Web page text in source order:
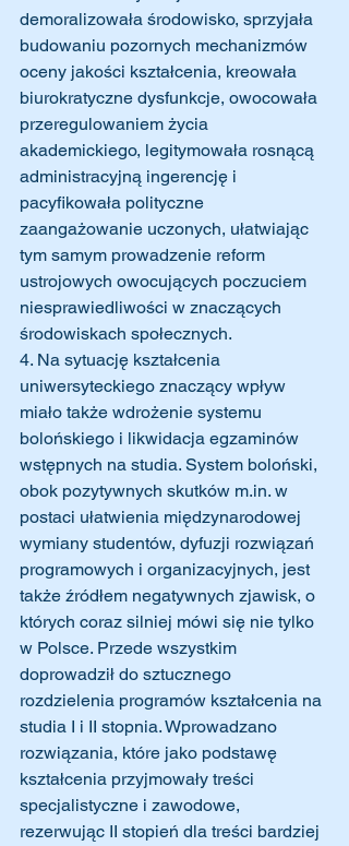
demoralizowała środowisko, sprzyjała
budowaniu pozornych mechanizmów
oceny jakości kształcenia, kreowała
biurokratyczne dysfunkcje, owocowała
przeregulowaniem życia
akademickiego, legitymowała rosnącą
administracyjną ingerencję i
pacyfikowała polityczne
zaangażowanie uczonych, ułatwiając
tym samym prowadzenie reform
ustrojowych owocujących poczuciem
niesprawiedliwości w znaczących
środowiskach społecznych.
4. Na sytuację kształcenia
uniwersyteckiego znaczący wpływ
miało także wdrożenie systemu
bolońskiego i likwidacja egzaminów
wstępnych na studia. System boloński,
obok pozytywnych skutków m.in. w
postaci ułatwienia międzynarodowej
wymiany studentów, dyfuzji rozwiązań
programowych i organizacyjnych, jest
także źródłem negatywnych zjawisk, o
których coraz silniej mówi się nie tylko
w Polsce. Przede wszystkim
doprowadził do sztucznego
rozdzielenia programów kształcenia na
studia I i II stopnia. Wprowadzano
rozwiązania, które jako podstawę
kształcenia przyjmowały treści
specjalistyczne i zawodowe,
rezerwując II stopień dla treści bardziej